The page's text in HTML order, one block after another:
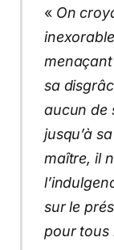
« On
sa
aucun de
jusqu’à
maître, il
sur le
pour tous